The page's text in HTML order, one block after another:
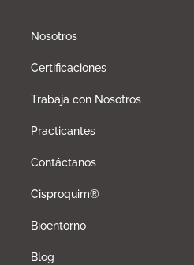
Nosotros
Certificaciones
Trabaja con Nosotros
Practicantes
Contáctanos
Cisproquim®
Bioentorno
Blog